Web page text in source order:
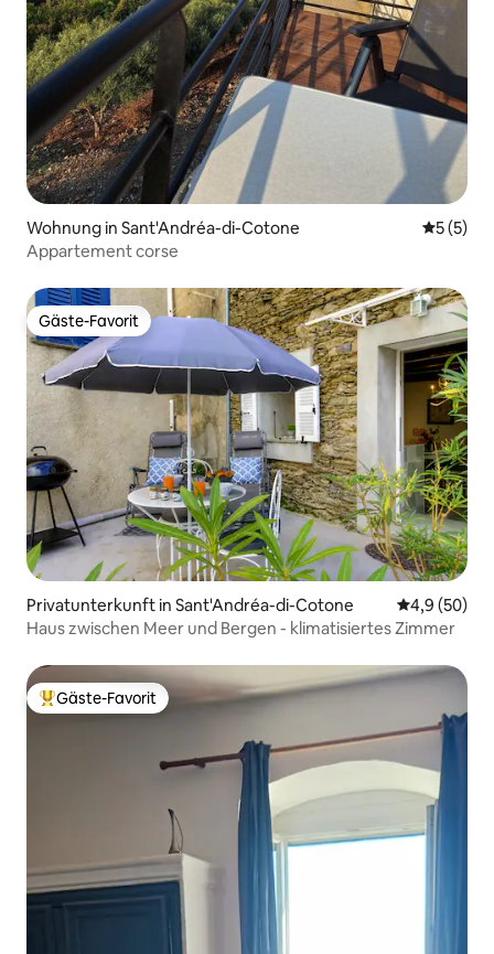
Wohnung in Sant'Andréa-di-Cotone
5 (5)
Appartement corse
Gäste-Favorit
Gäste-Favorit
Privatunterkunft in Sant'Andréa-di-Cotone
4,9 (50)
Haus zwischen Meer und Bergen - klimatisiertes Zimmer
Beliebter Gäste-Favorit.
Gäste-Favorit